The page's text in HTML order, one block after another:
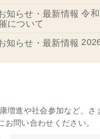
令
について
増進や社会参加など、
問い合わせください。